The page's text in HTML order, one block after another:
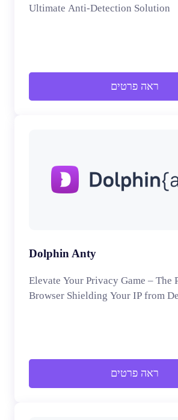
Ultimate Anti-Detection Solution
ראה פרטים
Dolphin Anty
Elevate Your Privacy Game – The
Browser Shielding Your IP from
ראה פרטים